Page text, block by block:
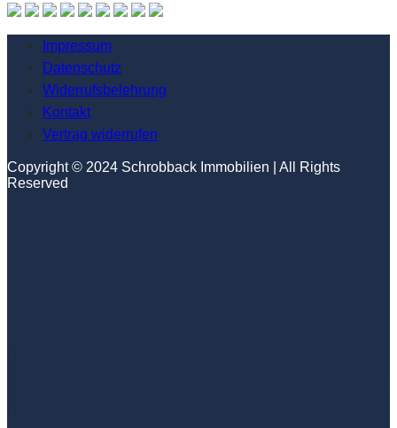
Impressum
Datenschutz
Widerrufsbelehrung
Kontakt
Vertrag widerrufen
Copyright © 2024 Schrobback Immobilien | All Rights
Reserved